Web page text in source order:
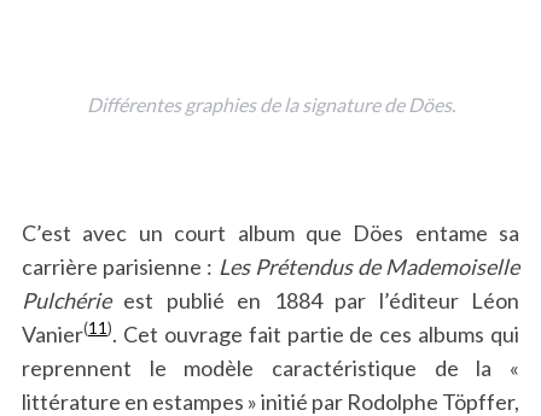
Différentes graphies de la signature de Döes.
C’est avec un court album que Döes entame sa
carrière parisienne : Les Prétendus de Mademoiselle
Pulchérieest publié en 1884 par l’éditeur Léon
Vanier(11). Cet ouvrage fait partie de ces albums qui
reprennent le modèle caractéristique de la «
littérature en estampes » initié par Rodolphe Töpffer,